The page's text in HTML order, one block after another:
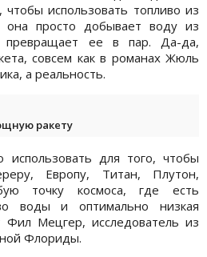
чтобы использовать топливо из
она просто добывает воду из
ее в пар. Да-да,
совсем как в романах Жюль
а реальность.
ракету
использовать для того, чтобы
Европу, Титан, Плутон,
точку космоса, где есть
воды и оптимально низкая
Фил Мецгер, исследователь из
Флориды.